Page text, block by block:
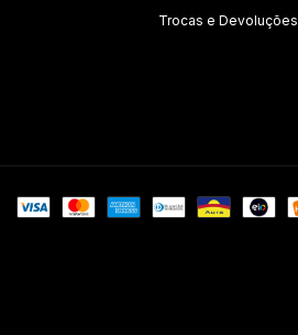
Trocas e Devoluções